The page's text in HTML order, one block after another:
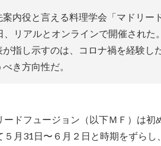
内役と言える料理学会「マドリー
、リアルとオンラインで開催された
指し示すのは、コロナ禍を経験し
き方向性だ。
ドフュージョン（以下ＭＦ）は初
５月31日〜６月２日と時期をずら